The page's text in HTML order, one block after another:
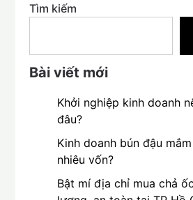
Tìm kiếm
Bài viết mới
Khởi nghiệp kinh doanh
đâu?
Kinh doanh bún đậu
nhiêu vốn?
Bật mí địa chỉ mua chả